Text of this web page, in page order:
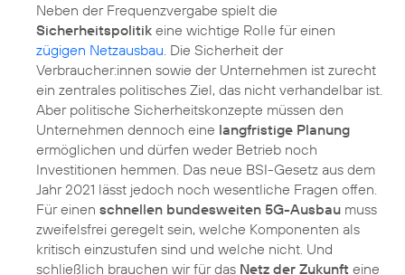
Neben der Frequenzvergabe spielt die
Sicherheitspolitik eine wichtige Rolle für einen
zügigen Netzausbau. Die Sicherheit der
Verbraucher:innen sowie der Unternehmen ist zurecht
ein zentrales politisches Ziel, das nicht verhandelbar ist.
Aber politische Sicherheitskonzepte müssen den
Unternehmen dennoch eine langfristige Planung
ermöglichen und dürfen weder Betrieb noch
Investitionen hemmen. Das neue BSI-Gesetz aus dem
Jahr 2021 lässt jedoch noch wesentliche Fragen offen.
Für einen schnellen bundesweiten 5G-Ausbau muss
zweifelsfrei geregelt sein, welche Komponenten als
kritisch einzustufen sind und welche nicht. Und
schließlich brauchen wir für das Netz der Zukunft eine